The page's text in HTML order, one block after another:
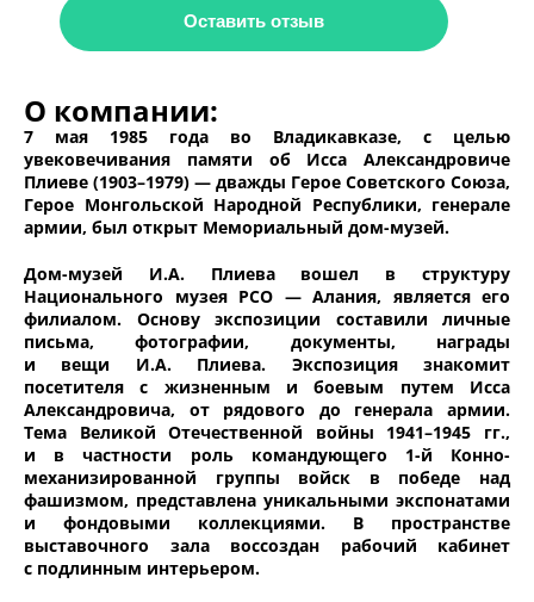
Оставить отзыв
О компании:
7 мая 1985 года во Владикавказе, с целью
увековечивания памяти об Исса Александровиче
Плиеве (1903–1979) — дважды Герое Советского Союза,
Герое Монгольской Народной Республики, генерале
армии, был открыт Мемориальный дом-музей.
Дом-музей И.А. Плиева вошел в структуру
Национального музея РСО — Алания, является его
филиалом. Основу экспозиции составили личные
письма, фотографии, документы, награды
и вещи И.А. Плиева. Экспозиция знакомит
посетителя с жизненным и боевым путем Исса
Александровича, от рядового до генерала армии.
Тема Великой Отечественной войны 1941–1945 гг.,
и в частности роль командующего 1-й Конно-
механизированной группы войск в победе над
фашизмом, представлена уникальными экспонатами
и фондовыми коллекциями. В пространстве
выставочного зала воссоздан рабочий кабинет
с подлинным интерьером.